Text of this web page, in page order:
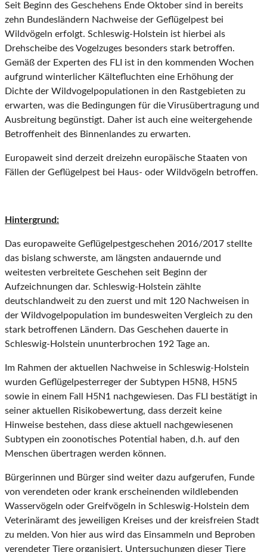
Seit Beginn des Geschehens Ende Oktober sind in bereits
zehn Bundesländern Nachweise der Geflügelpest bei
Wildvögeln erfolgt. Schleswig-Holstein ist hierbei als
Drehscheibe des Vogelzuges besonders stark betroffen.
Gemäß der Experten des FLI ist in den kommenden Wochen
aufgrund winterlicher Kältefluchten eine Erhöhung der
Dichte der Wildvogelpopulationen in den Rastgebieten zu
erwarten, was die Bedingungen für die Virusübertragung und
Ausbreitung begünstigt. Daher ist auch eine weitergehende
Betroffenheit des Binnenlandes zu erwarten.
Europaweit sind derzeit dreizehn europäische Staaten von
Fällen der Geflügelpest bei Haus- oder Wildvögeln betroffen.
Hintergrund:
Das europaweite Geflügelpestgeschehen 2016/2017 stellte
das bislang schwerste, am längsten andauernde und
weitesten verbreitete Geschehen seit Beginn der
Aufzeichnungen dar. Schleswig-Holstein zählte
deutschlandweit zu den zuerst und mit 120 Nachweisen in
der Wildvogelpopulation im bundesweiten Vergleich zu den
stark betroffenen Ländern. Das Geschehen dauerte in
Schleswig-Holstein ununterbrochen 192 Tage an.
Im Rahmen der aktuellen Nachweise in Schleswig-Holstein
wurden Geflügelpesterreger der Subtypen H5N8, H5N5
sowie in einem Fall H5N1 nachgewiesen. Das FLI bestätigt in
seiner aktuellen Risikobewertung, dass derzeit keine
Hinweise bestehen, dass diese aktuell nachgewiesenen
Subtypen ein zoonotisches Potential haben, d.h. auf den
Menschen übertragen werden können.
Bürgerinnen und Bürger sind weiter dazu aufgerufen, Funde
von verendeten oder krank erscheinenden wildlebenden
Wasservögeln oder Greifvögeln in Schleswig-Holstein dem
Veterinäramt des jeweiligen Kreises und der kreisfreien Stadt
zu melden. Von hier aus wird das Einsammeln und Beproben
verendeter Tiere organisiert. Untersuchungen dieser Tiere